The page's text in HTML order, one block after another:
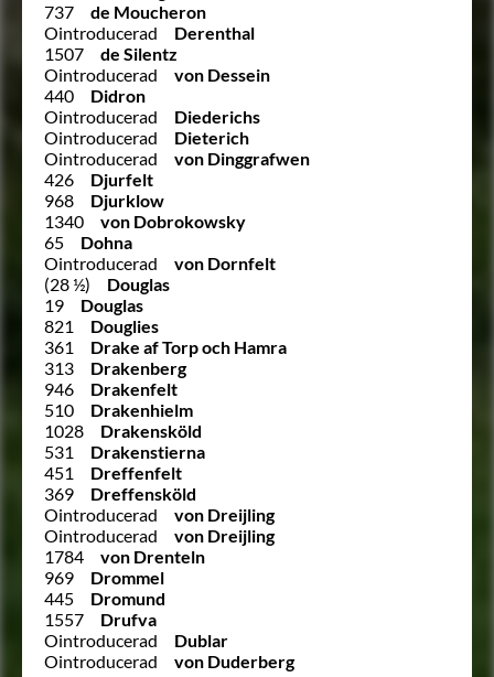
737
de Moucheron
Ointroducerad
Derenthal
1507
de Silentz
Ointroducerad
von Dessein
440
Didron
Ointroducerad
Diederichs
Ointroducerad
Dieterich
Ointroducerad
von Dinggrafwen
426
Djurfelt
968
Djurklow
1340
von Dobrokowsky
65
Dohna
Ointroducerad
von Dornfelt
(28 ½)
Douglas
19
Douglas
821
Douglies
361
Drake af Torp och Hamra
313
Drakenberg
946
Drakenfelt
510
Drakenhielm
1028
Drakensköld
531
Drakenstierna
451
Dreffenfelt
369
Dreffensköld
Ointroducerad
von Dreijling
Ointroducerad
von Dreijling
1784
von Drenteln
969
Drommel
445
Dromund
1557
Drufva
Ointroducerad
Dublar
Ointroducerad
von Duderberg